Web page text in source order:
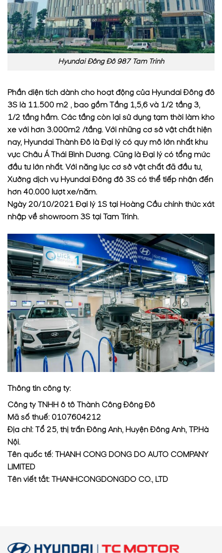
Hyundai Đông Đô 987 Tam Trinh
Phần diện tích dành cho hoạt động của Hyundai Đông đô
3S là 11.500 m2 , bao gồm Tầng 1,5,6 và 1/2 tầng 3,
1/2 tầng hầm. Các tầng còn lại sử dụng tạm thời làm kho
xe với hơn 3.000m2 /tầng. Với những cơ sở vật chất hiện
nay, Hyundai Thành Đô là Đại lý có quy mô lớn nhất khu
vực Châu Á Thái Bình Dương. Cũng là Đại lý có tổng mức
đầu tư lớn nhất. Với năng lực cơ sở vật chất đã đầu tư,
Xưởng dịch vụ Hyundai Đông đô 3S có thể tiếp nhận đến
hơn 40.000 lượt xe/năm.
Ngày 20/10/2021 Đại lý 1S tại Hoàng Cầu chính thức xát
nhập về showroom 3S tại Tam Trinh.
Thông tin công ty:
Công ty TNHH ô tô Thành Công Đông Đô
Mã số thuế: 0107604212
Địa chỉ: Tổ 25, thị trấn Đông Anh, Huyện Đông Anh, TP.Hà
Nội.
Tên quốc tế: THANH CONG DONG DO AUTO COMPANY
LIMITED
Tên viết tắt: THANHCONGDONGDO CO., LTD